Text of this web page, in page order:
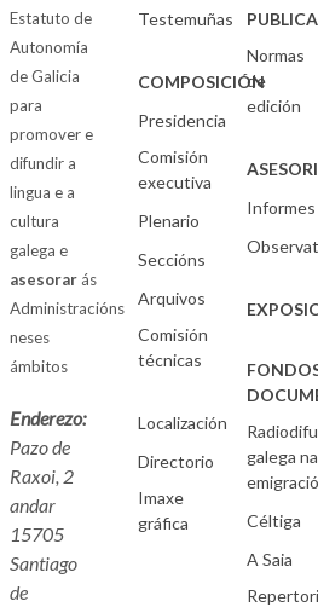
Estatuto de
Autonomía
de Galicia
para
promover e
difundir a
lingua e a
cultura
galega e
asesorarás
Administracións
neses
ámbitos
Enderezo:
Pazo de
Raxoi, 2
andar
15705
Santiago
de
Testemuñas
COMPOSICIÓN
Presidencia
Comisión
executiva
Plenario
Seccións
Arquivos
Comisión
técnicas
Localización
Directorio
Imaxe
gráfica
Normas
de
edición
Informes
galega na
Céltiga
A Saia